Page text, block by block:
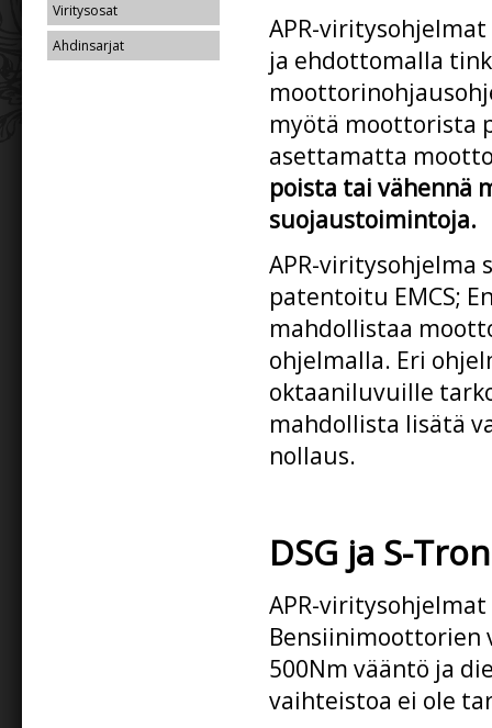
Viritysosat
Ahdinsarjat
APR-
ja ehdottomalla
myötä moottorista
asettamatta
poista tai vähennä
suojaustoimintoja.
APR-viritysohjelma
patentoitu EMCS;
mahdollistaa
ohjelmalla. Eri
oktaaniluvuille
mahdollista lisätä
nollaus.
DSG ja S-
APR-
500Nm vääntö ja
vaihteistoa ei ole